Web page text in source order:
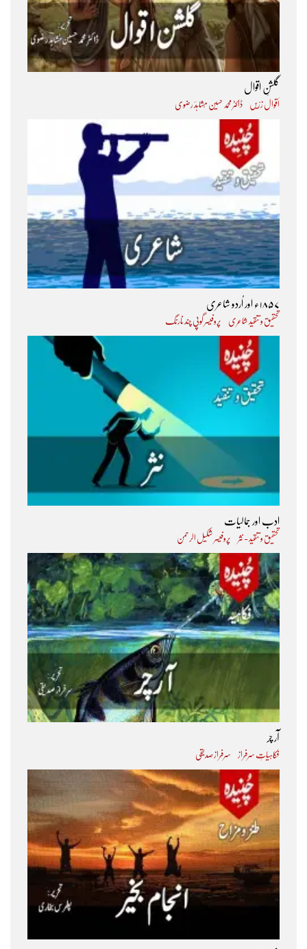
گلشنِ اقوال
اَقوال زرّیں ڈاکٹر محمد حسین مُشاہدؔ رضوی
۱۸۵۷ء اور اُردو شاعری
تحقیق و تنقید شاعری پروفیسر گوپی چند نارنگ
ادب اور جمالیات
تحقیق و تنقید - نثر پروفیسر شکیل الرحمن
آر چر
فکاہیاتِ سرفراز سرفراز صدیقی